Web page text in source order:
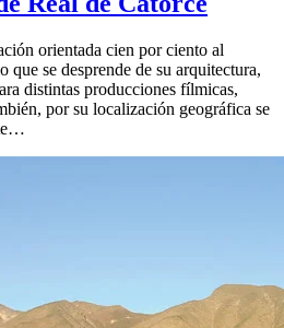
orientada cien por ciento al
se desprende de su arquitectura,
distintas producciones fílmicas,
por su localización geográfica se